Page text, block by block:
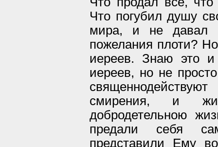
Что погубил душу
мира, и не давал
пожелания плоти?
иереев. Знаю это
иереев, но не
смирения, и
добродетельною
предали себя
представили Ему